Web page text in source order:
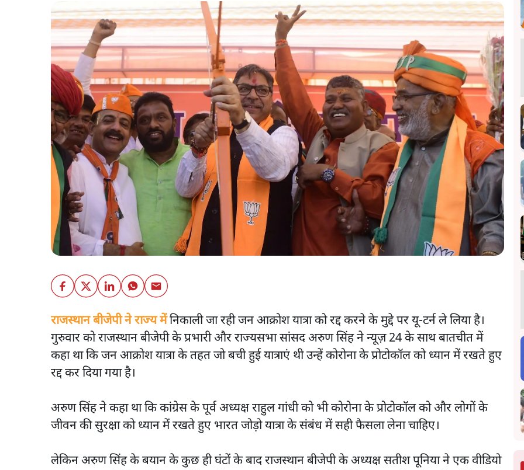
राजस्थान बीजेपी ने राज्य मेंनिकाली जा रही जन आक्रोश यात्रा को रद्द करने के मुद्दे पर यू-टर्न ले लिया है।
गुरुवार को राजस्थान बीजेपी के प्रभारी और राज्यसभा सांसद अरुण सिंह ने न्यूज़ 24 के साथ बातचीत में
कहा था कि जन आक्रोश यात्रा के तहत जो बची हुई यात्राएं थी उन्हें कोरोना के प्रोटोकॉल को ध्यान में रखते हुए
रद्द कर दिया गया है।
अरुण सिंह ने कहा था कि कांग्रेस के पूर्व अध्यक्ष राहुल गांधी को भी कोरोना के प्रोटोकॉल को और लोगों के
जीवन की सुरक्षा को ध्यान में रखते हुए भारत जोड़ो यात्रा के संबंध में सही फैसला लेना चाहिए।
लेकिन अरुण सिंह के बयान के कुछ ही घंटों के बाद राजस्थान बीजेपी के अध्यक्ष सतीश पूनिया ने एक वीडियो